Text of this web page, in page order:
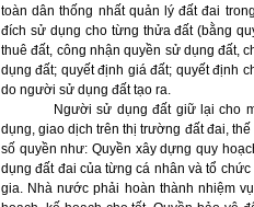
toàn dân thống nhất quản lý đất đai
đích sử dụng cho từng thửa đất (bằng
thuê đất, công nhận quyền sử dụng đất,
dụng đất; quyết định giá đất; quyết định
do người sử dụng đất tạo ra.
Người sử dụng đất giữ lại cho
dụng, giao dịch trên thị trường đất đai,
số quyền như: Quyền xây dựng quy
dụng đất đai của từng cá nhân và tổ
gia. Nhà nước phải hoàn thành nhiệm